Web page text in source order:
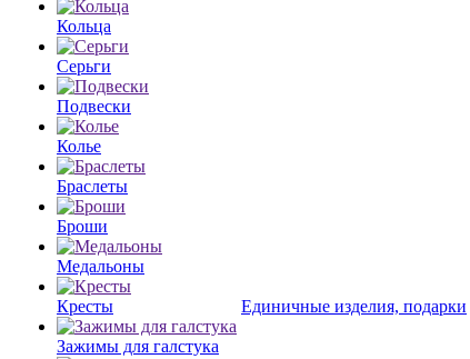
Кольца
Серьги
Подвески
Колье
Браслеты
Броши
Медальоны
Кресты
Зажимы для галстука
Единичные изделия, подарки